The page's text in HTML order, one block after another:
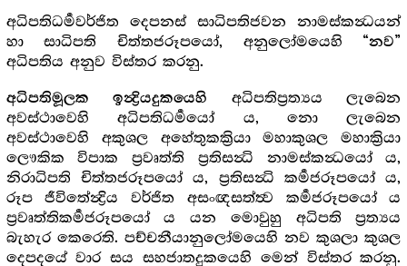
අධිපතිධර්‍මවර්ජිත දෙපනස් සාධිපතිජවන නාමස්කන්‍ධයන්
හා සාධිපති චිත්තජරූපයෝ, අනුලෝමයෙහි “නව”
අධිපතිය අනුව විස්තර කරනු.
අධිපතිමූලක ඉන්‍ද්‍රියදුකයෙහි අධිපතිප්‍රත්‍යය ලැබෙන
අවස්ථාවෙහි අධිපතිධර්‍මයෝ ය, නො ලැබෙන
අවස්ථාවෙහි අකුශල අහේතුකක්‍රියා මහාකුශල මහාක්‍රියා
ලෞකික විපාක ප්‍රවෘත්ති ප්‍රතිසන්‍ධි නාමස්කන්‍ධයෝ ය,
නිරාධිපති චිත්තජරූපයෝ ය, ප්‍රතිසන්‍ධි කර්‍මජරූපයෝ ය,
රූප ජීවිතේන්‍ද්‍රිය වර්ජිත අසංඥසත්ත්‍ව කර්‍මජරූපයෝ ය
ප්‍රවෘත්තිකර්‍මජරූපයෝ ය යන මොවුහු අධිපති ප්‍රත්‍යය
බැහැර කෙරෙති. පච්චනීයානුලෝමයෙහි නව කුශලා කුශල
දෙපදයේ වාර සය සහජාතදුකයෙහි මෙන් විස්තර කරනු.